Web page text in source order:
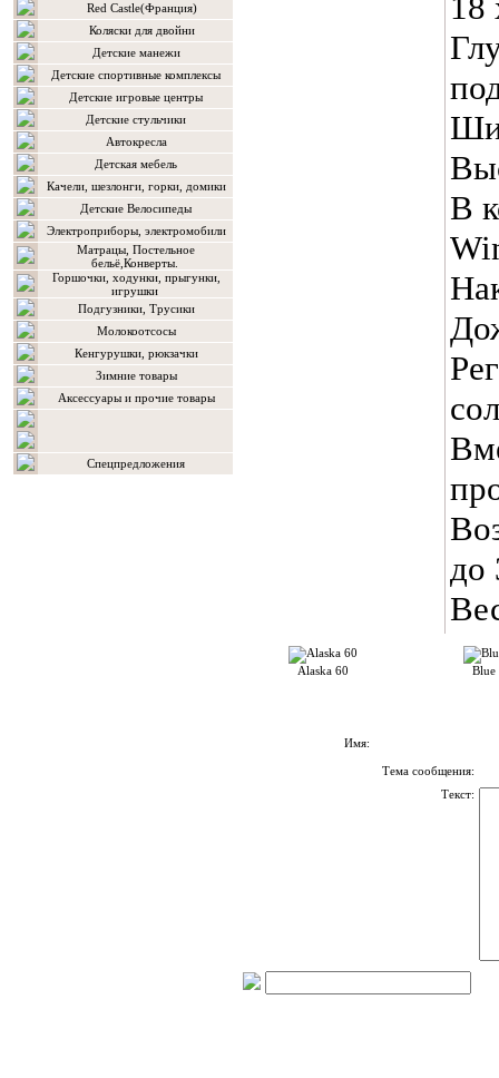
Red Castle(Франция)
Коляски для двойни
Детские манежи
Детские спортивные комплексы
Детские игровые центры
Детские стульчики
Автокресла
Детская мебель
Качели, шезлонги, горки, домики
Детские Велосипеды
Электроприборы, электромобили
Матрацы, Постельное
бельё,Конверты.
Горшочки, ходунки, прыгунки,
игрушки
Подгузники, Трусики
Молокоотсосы
Кенгурушки, рюкзачки
Зимние товары
Аксессуары и прочие товары
Спецпредложения
В
до
Alaska 60 Blue
Имя:
Тема сообщения:
Текст: